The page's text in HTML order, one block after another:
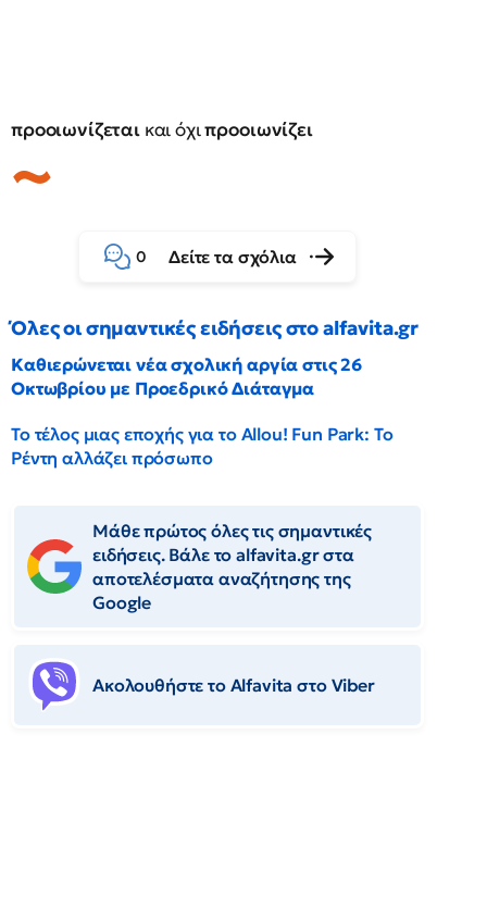
προοιωνίζεταικαι όχιπροοιωνίζει
0 Δείτε τα σχόλια
Όλες οι σημαντικές ειδήσεις στο alfavita.gr
Καθιερώνεται νέα σχολική αργία στις 26
Οκτωβρίου με Προεδρικό Διάταγμα
Το τέλος μιας εποχής για το Allou! Fun Park: Το
Ρέντη αλλάζει πρόσωπο
Μάθε πρώτος όλες τις σημαντικές
ειδήσεις. Βάλε το alfavita.gr στα
αποτελέσματα αναζήτησης της
Google
Ακολουθήστε το Αlfavita στο Viber